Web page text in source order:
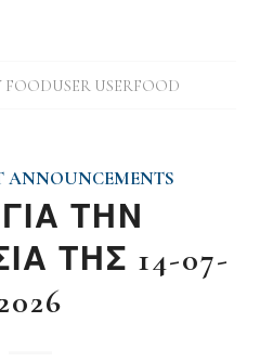
FOODUSER USERFOOD
ANNOUNCEMENTS
ΤΗΝ
ΤΗΣ 14-07-